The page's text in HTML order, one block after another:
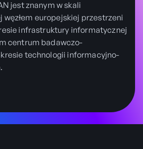
jest znanym w skali
węzłem europejskiej przestrzeni
infrastruktury informatycznej
centrum badawczo-
technologii informacyjno-